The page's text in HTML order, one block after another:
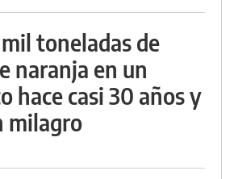
toneladas de
naranja en un
hace casi 30 años y
milagro